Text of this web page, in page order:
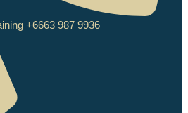
+6663 987 9936